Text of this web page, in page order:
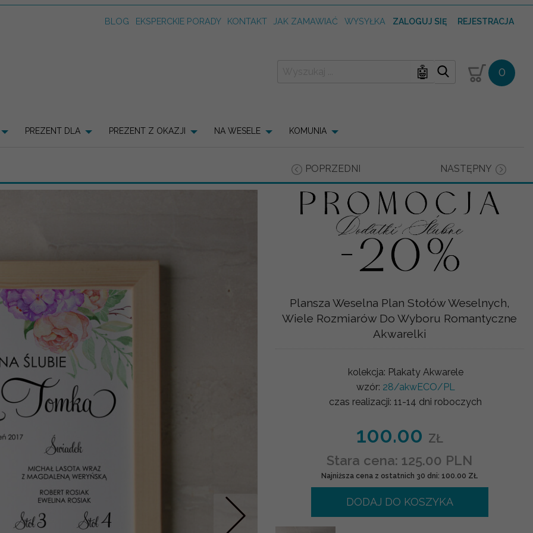
BLOG EKSPERCKIE PORADY KONTAKT JAK ZAMAWIAĆ WYSYŁKA ZALOGUJ SIĘ REJESTRACJA
🤖 0
PREZENT DLA PREZENT Z OKAZJI NA WESELE KOMUNIA
POPRZEDNI NASTĘPNY
Nastepne
Plansza Weselna Plan Stołów Weselnych,
Wiele Rozmiarów Do Wyboru Romantyczne
Akwarelki
kolekcja: Plakaty Akwarele
wzór: 28/akwECO/PL
czas realizacji:11-14 dni roboczych
100.00 ZŁ
Stara cena: 125.00 PLN
Najniższa cena z ostatnich 30 dni: 100.00 ZŁ
DODAJ DO KOSZYKA